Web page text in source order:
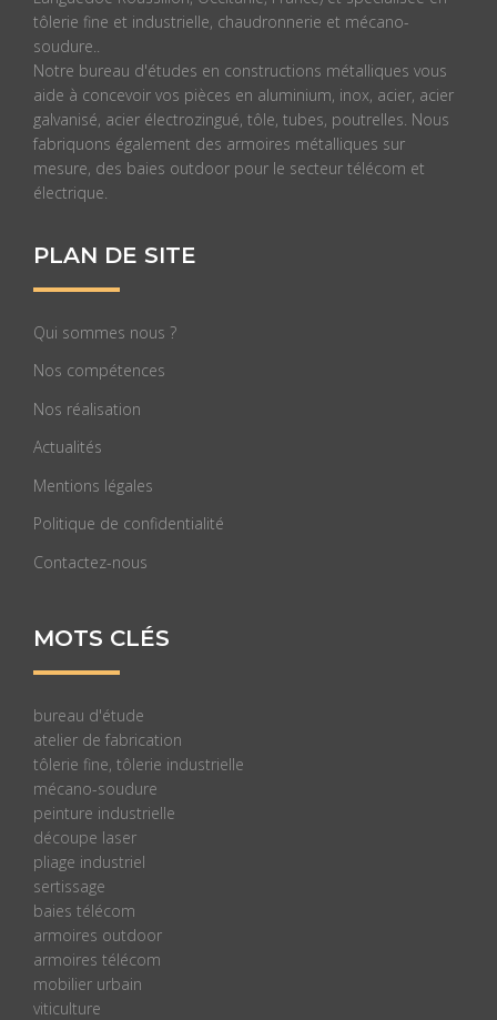
tôlerie fine et industrielle, chaudronnerie et mécano-
soudure..
Notre bureau d'études en constructions métalliques vous
aide à concevoir vos pièces en aluminium, inox, acier, acier
galvanisé, acier électrozingué, tôle, tubes, poutrelles. Nous
fabriquons également des armoires métalliques sur
mesure, des baies outdoor pour le secteur télécom et
électrique.
PLAN DE SITE
Qui sommes nous ?
Nos compétences
Nos réalisation
Actualités
Mentions légales
Politique de confidentialité
Contactez-nous
MOTS CLÉS
bureau d'étude
atelier de fabrication
tôlerie fine, tôlerie industrielle
mécano-soudure
peinture industrielle
découpe laser
pliage industriel
sertissage
baies télécom
armoires outdoor
armoires télécom
mobilier urbain
viticulture